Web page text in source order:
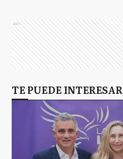
Ads
TE PUEDE INTERESAR